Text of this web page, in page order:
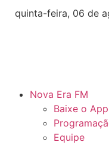
quinta-feira, 06 de
Nova Era FM
Baixe o App
Equipe